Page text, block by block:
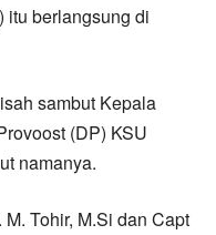
itu berlangsung di
sambut Kepala
(DP) KSU
namanya.
Tohir, M.Si dan Capt